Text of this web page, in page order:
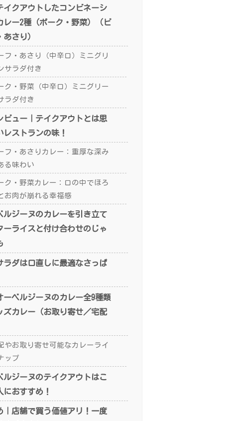
イクアウトしたコンビネーシ
レー2種（ポーク・野菜）（ビ
あさり）
フ・あさり（中辛口）ミニグリ
サラダ付き
ク・野菜（中辛口）ミニグリー
ラダ付き
ビュー｜テイクアウトとは思
レストランの味！
フ・あさりカレー：重厚な深み
る味わい
ク・野菜カレー：口の中でほろ
お肉が崩れる幸福感
ルジーヌのカレーを引き立て
ーライスと付け合わせのじゃ
ラダは口直しに最適なさっぱ
ーベルジーヌのカレー全9種類
ズカレー（お取り寄せ／宅配
やお取り寄せ可能なカレーライ
ップ
ルジーヌのテイクアウトはこ
におすすめ！
｜店舗で買う価値アリ！一度